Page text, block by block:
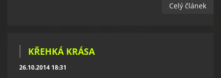
Celý článek
KŘEHKÁ KRÁSA
26.10.2014 18:31